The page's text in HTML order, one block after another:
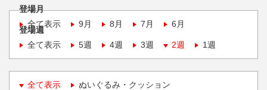
登場月
全て表示
9月 8月 7月 6月
登場週
全て表示
5週 4週 3週 2週 1週
全て表示 ぬいぐるみ・クッション